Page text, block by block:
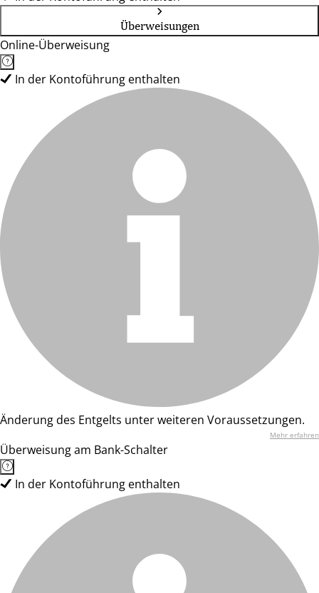
Überweisungen
Online-Überweisung
In der Kontoführung enthalten
Änderung des Entgelts unter weiteren Voraussetzungen.
Mehr erfahren
Überweisung am Bank-Schalter
In der Kontoführung enthalten